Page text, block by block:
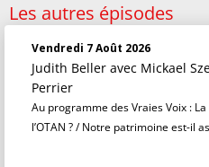
Les autres épisodes
Vendredi 7 Août 2026
Judith Beller avec Mickael
Perrier
Au programme des Vraies Voix :
l’OTAN ? / Notre patrimoine est-il